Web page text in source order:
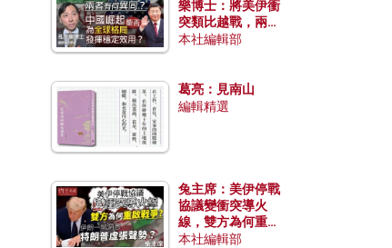
樂博士：將美伊衝
突類比越戰，兩者
有何異同？中國崛
本社編輯部
葛亮：見南山
編輯精選
兔主席：美伊停戰
協議變衝突導火
線，雙方為何重啟
戰爭？伊朗一早洞
本社編輯部